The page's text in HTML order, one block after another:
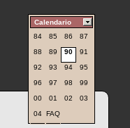
Calendario
84
85 86
87
88
89 90
91
92
93 94
95
96
97 98
99
00
01 02
03
04 FAQ